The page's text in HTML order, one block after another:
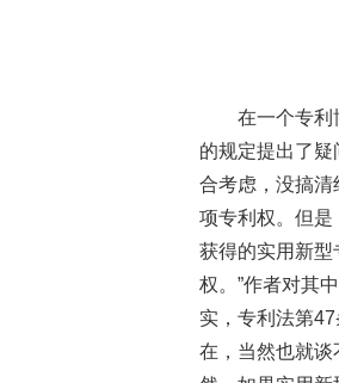
在一个专利
的规定提出了
合考虑，没搞清
项专利权。但
获得的实用新型
权。”作者对其
实，专利法第
在，当然也就谈